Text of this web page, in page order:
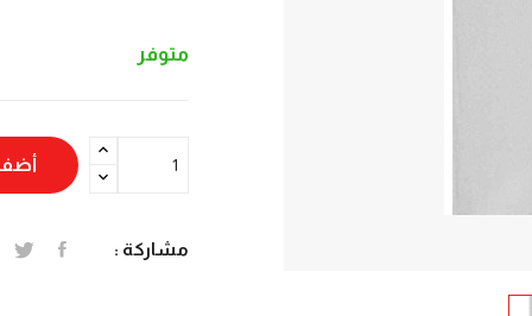
متوفر
مشاركة :